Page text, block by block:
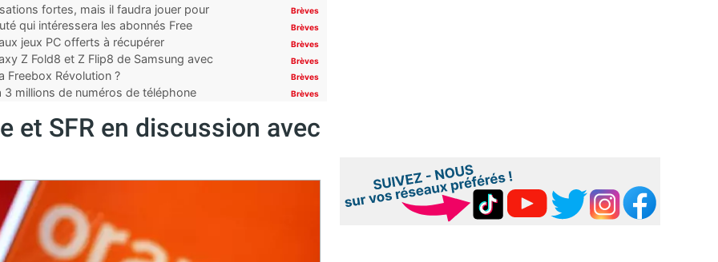
fortes, mais il faudra jouer pour Brèves
qui intéressera les abonnés Free Brèves
jeux PC offerts à récupérer Brèves
Z Fold8 et Z Flip8 de Samsung avec Brèves
Freebox Révolution ? Brèves
3 millions de numéros de téléphone Brèves
et SFR en discussion avec